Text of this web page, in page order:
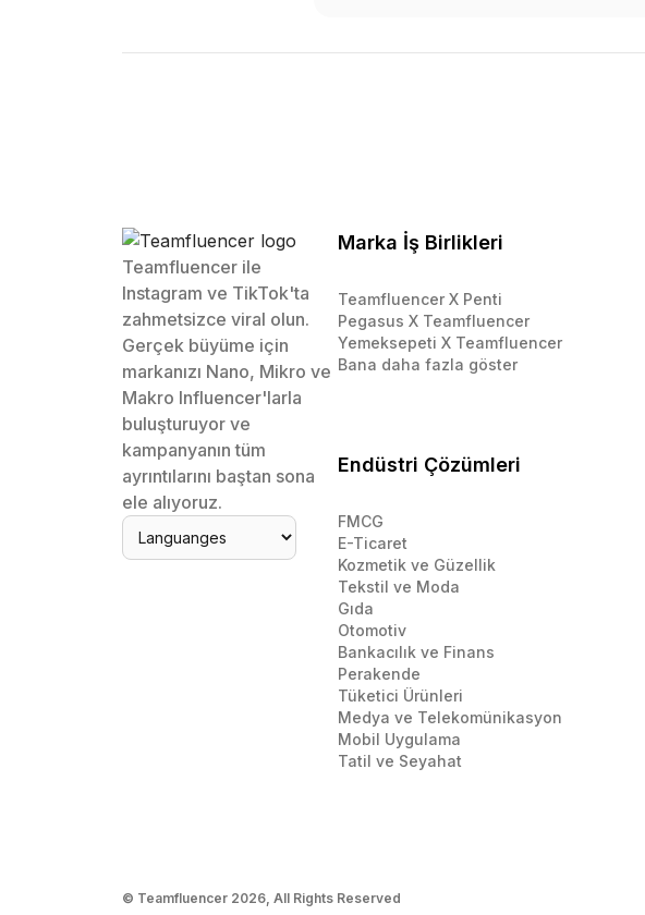
Teamfluencer ile
Instagram ve TikTok'ta
zahmetsizce viral olun.
Gerçek büyüme için
markanızı Nano, Mikro ve
Makro Influencer'larla
buluşturuyor ve
kampanyanın tüm
ayrıntılarını baştan sona
ele alıyoruz.
Marka İş Birlikleri
Teamfluencer X Penti
Pegasus X Teamfluencer
Yemeksepeti X Teamfluencer
Bana daha fazla göster
Endüstri Çözümleri
FMCG
E-Ticaret
Kozmetik ve Güzellik
Tekstil ve Moda
Gıda
Otomotiv
Bankacılık ve Finans
Perakende
Tüketici Ürünleri
Medya ve Telekomünikasyon
Mobil Uygulama
Tatil ve Seyahat
© Teamfluencer 2026, All Rights Reserved